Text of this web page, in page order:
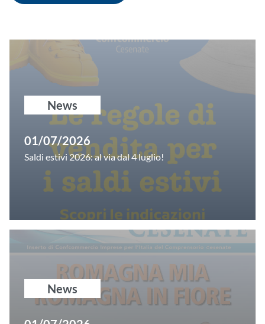
News
01/07/2026
Saldi estivi 2026: al via dal 4 luglio!
News